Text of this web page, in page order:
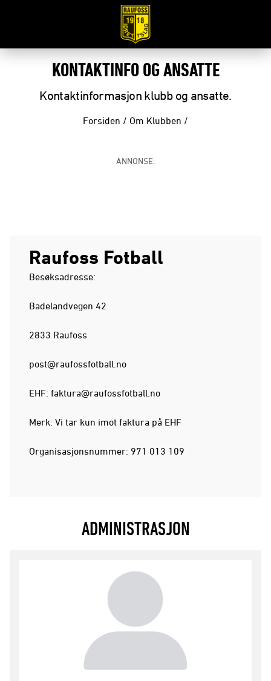
KONTAKTINFO OG ANSATTE
Kontaktinformasjon klubb og ansatte.
Forsiden / Om Klubben /
ANNONSE:
Raufoss Fotball
Besøksadresse:
Badelandvegen 42
2833 Raufoss
post@raufossfotball.no
EHF: faktura@raufossfotball.no
Merk: Vi tar kun imot faktura på EHF
Organisasjonsnummer: 971 013 109
ADMINISTRASJON